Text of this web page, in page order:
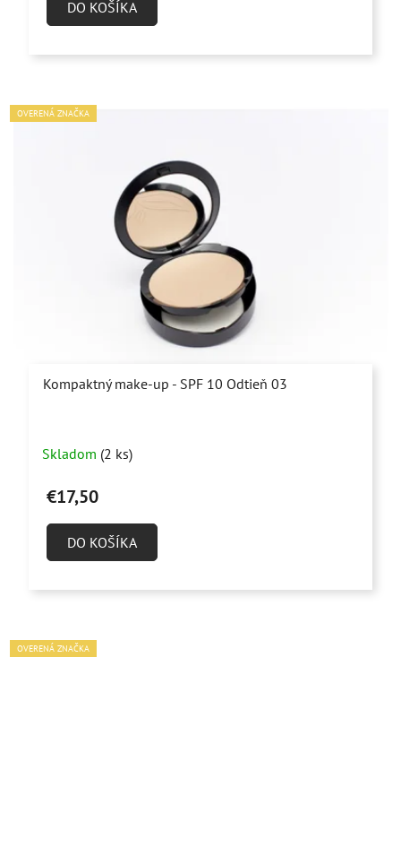
DO KOŠÍKA
OVERENÁ ZNAČKA
Kompaktný make-up - SPF 10 Odtieň 03
Skladom (2 ks)
€17,50
DO KOŠÍKA
OVERENÁ ZNAČKA